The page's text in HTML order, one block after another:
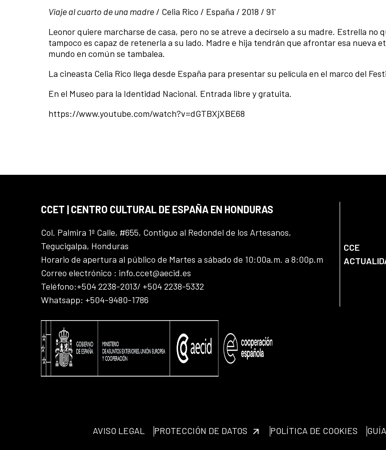
Viaje al cuarto de una madre / Celia Rico / España / 2018 / 91'
Leonor quiere marcharse de casa, pero no se atreve a decírselo a su madre. Estrella no
tampoco es capaz de retenerla a su lado. Madre e hija tendrán que afrontar esa nueva
mundo en común se tambalea.
La cineasta Celia Rico llega desde España para presentar su película en el marco del
En el Museo para la Identidad Nacional. Entrada libre y gratuita.
https://www.youtube.com/watch?v=dGTBXjXBE68
CCET | CENTRO CULTURAL DE ESPAÑA EN HONDURAS
Col. Palmira 1ª Calle, #655, Contiguo al Redondel de los Artesanos,
Tegucigalpa, Honduras
Horario de apertura al público de Martes a sábado de 10:00a.m. a 8:00p.m
Correo electrónico : info.ccet@aecid.es
Teléfono:+504 2238-2013/ +504 2238-5332
Whatsapp: +504-9480-1786
CCE
AVISO LEGAL PROTECCIÓN DE DATOS POLÍTICA DE COOKIES